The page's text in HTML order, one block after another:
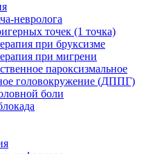
невролога
точек (1 точка)
при бруксизме
при мигрени
пароксизмальное
головокружение (ДППГ)
боли